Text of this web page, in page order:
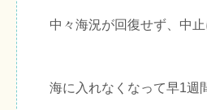
中々海況が回復せず、中
海に入れなくなって早1週